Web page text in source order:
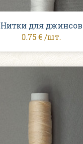
Нитки для джинсов
0.75 € /шт.